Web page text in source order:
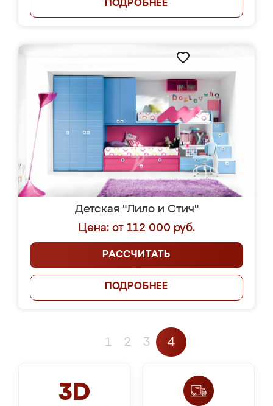
ПОДРОБНЕЕ
Детская "Лило и Стич"
Цена: от 112 000 руб.
РАССЧИТАТЬ
ПОДРОБНЕЕ
1 2 3 4
3D